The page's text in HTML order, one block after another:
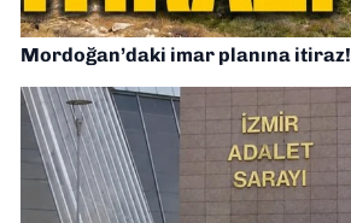
Mordoğan’daki imar planına itiraz!